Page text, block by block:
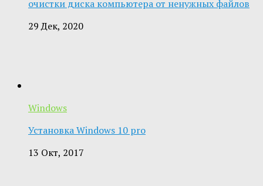
очистки диска компьютера от ненужных файлов
29 Дек, 2020
Windows
Установка Windows 10 pro
13 Окт, 2017